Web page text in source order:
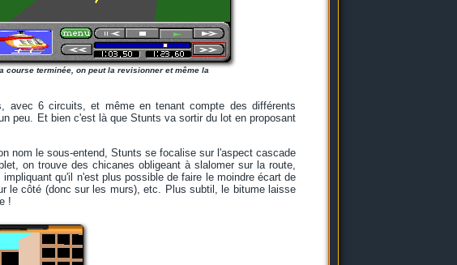
course terminée, on peut la revisionner et même la
avec 6 circuits, et même en tenant compte des différents
peu. Et bien c'est là que Stunts va sortir du lot en proposant
nom le sous-entend, Stunts se focalise sur l'aspect cascade
on trouve des chicanes obligeant à slalomer sur la route,
qu'il n'est plus possible de faire le moindre écart de
le côté (donc sur les murs), etc. Plus subtil, le bitume laisse
!